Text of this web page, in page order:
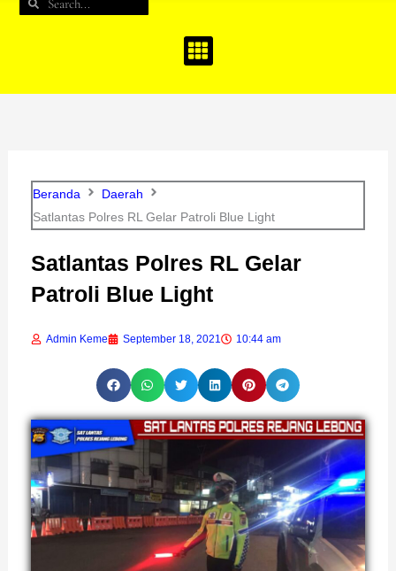
Beranda
Daerah
Satlantas Polres RL Gelar Patroli Blue Light
Satlantas Polres RL Gelar
Patroli Blue Light
Admin Keme September 18, 2021 10:44 am